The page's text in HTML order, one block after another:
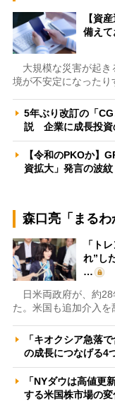
【資
備え
大規模な災害が起き
境が不安定になったり
5年ぶり改訂の「
説 企業に成長投
【令和のPKOか】
資拡大」発言の波
森口亮「まるわ
「ト
れ”し
…
日米両政府が、約28
た。米国も追加介入
「キオクシア急落
の成長につなげる
「NYダウは高値更
する米国株市場の